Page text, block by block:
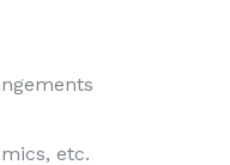
etc.